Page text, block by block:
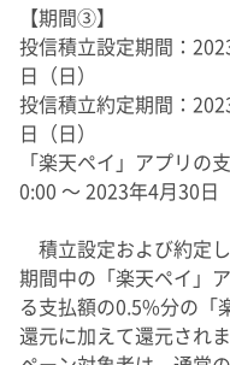
【期間③】
投信積立設定期間：
日（日）
投信積立約定期間：
日（日）
「楽天ペイ」アプリの
0:00 ～ 2023年4月30日
積立設定および約定
期間中の「楽天ペイ」
る支払額の0.5%分の「
還元に加えて還元され